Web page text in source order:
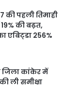
की पहली तिमाही
की बढ़त,
एबिट्डा 256%
जिला कांकेर में
ली समीक्षा